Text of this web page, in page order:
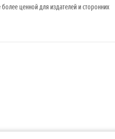
ценной для издателей и сторонних
носят информативный
уведомления.